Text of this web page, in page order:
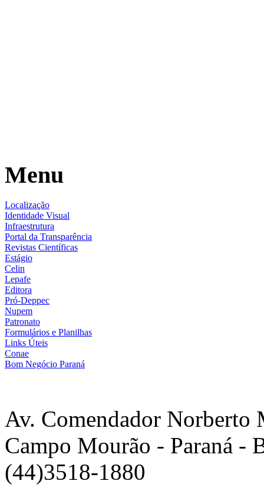
Menu
Localização
Identidade Visual
Infraestrutura
Portal da Transparência
Revistas Científicas
Estágio
Celin
Lepafe
Editora
Pró-Deppec
Nupem
Patronato
Formulários e Planilhas
Links Úteis
Conae
Bom Negócio Paraná
Av. Comendador Norberto
Campo Mourão - Paraná -
(44)3518-1880